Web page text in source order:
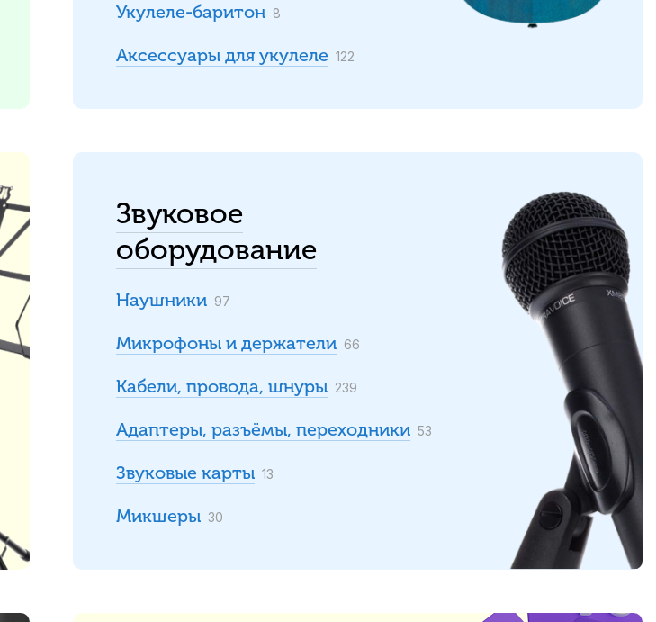
Укулеле-баритон 8
Аксессуары для укулеле 122
Звуковое
оборудование
Наушники 97
Микрофоны и держатели 66
Кабели, провода, шнуры 239
Адаптеры, разъёмы, переходники 53
Звуковые карты 13
Микшеры 30